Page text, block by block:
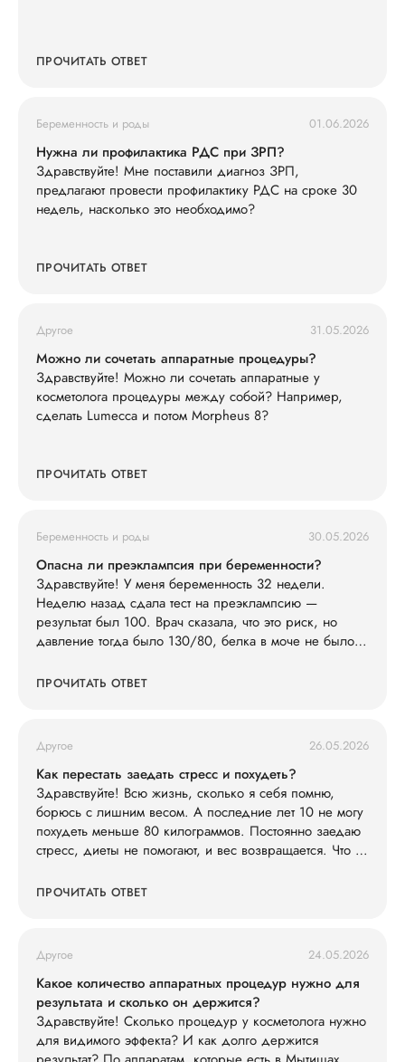
ПРОЧИТАТЬ ОТВЕТ
Беременность и роды 01.06.2026
Нужна ли профилактика РДС при ЗРП?
Здравствуйте! Мне поставили диагноз ЗРП,
предлагают провести профилактику РДС на сроке 30
недель, насколько это необходимо?
ПРОЧИТАТЬ ОТВЕТ
Другое 31.05.2026
Можно ли сочетать аппаратные процедуры?
Здравствуйте! Можно ли сочетать аппаратные у
косметолога процедуры между собой? Например,
сделать Lumecca и потом Morpheus 8?
ПРОЧИТАТЬ ОТВЕТ
Беременность и роды 30.05.2026
Опасна ли преэклампсия при беременности?
Здравствуйте! У меня беременность 32 недели.
Неделю назад сдала тест на преэклампсию —
результат был 100. Врач сказала, что это риск, но
давление тогда было 130/80, белка в моче не было.
жмут), голова побаливает, но терпимо, давление дома
ПРОЧИТАТЬ ОТВЕТ
Другое 26.05.2026
Как перестать заедать стресс и похудеть?
Здравствуйте! Всю жизнь, сколько я себя помню,
борюсь с лишним весом. А последние лет 10 не могу
похудеть меньше 80 килограммов. Постоянно заедаю
стресс, диеты не помогают, и вес возвращается. Что со
ПРОЧИТАТЬ ОТВЕТ
Другое 24.05.2026
Какое количество аппаратных процедур нужно для
результата и сколько он держится?
Здравствуйте! Сколько процедур у косметолога нужно
для видимого эффекта? И как долго держится